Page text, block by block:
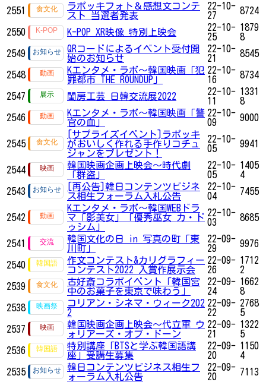
2551
ラポッキフォト＆感想文コンテ
スト 当選者発表
22-10-
27
8724
2550 K-POP XR映像 特別上映会
22-10-
25
1879
8
2549
QRコードによるイベント受付開
始のお知らせ
22-10-
21
8545
2548
Kエンタメ・ラボ～韓国映画「犯
罪都市 THE ROUNDUP」
22-10-
16
8734
2547 閨房工芸 日韓交流展2022
22-10-
11
1331
8
2546
Kエンタメ・ラボ～韓国映画「警
官の血」
22-10-
09
9000
2545
[サプライズイベント]ラポッキ
がおいしく作れる手作りコチュ
ジャンをプレゼント！
22-10-
05
9941
2544
韓国映画企画上映会～時代劇
「群盗」
22-10-
05
1405
4
2543
[再公告]韓日コンテンツビジネ
ス相生フォーラム入札公告
22-10-
04
7455
2542
Kエンタメ・ラボ～韓国WEBドラ
マ「影美女」「優秀巫女 カ・ド
ゥシム」
22-10-
03
8685
2541
韓国文化の日 in 写真の町「東
川町」
22-09-
29
9976
2540
作文コンテスト&カリグラフィー
コンテスト2022 入賞作展示会
22-09-
26
1712
2
2539
古好斎コラボイベント「韓国宮
中のお菓子を東京で味わう」
22-09-
24
1662
8
2538
コリアン・シネマ・ウィーク202
2
22-09-
22
2768
5
2537
韓国映画企画上映会～代立軍 ウ
ォリアーズ・オブ・ドーン
22-09-
21
1322
5
2536
特別講座「BTSと学ぶ韓国語講
座」受講生募集
22-09-
20
1150
4
2535
韓日コンテンツビジネス相生フ
ォーラム入札公告
22-09-
20
7113